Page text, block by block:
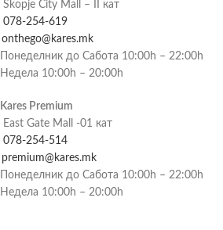
Skopje City Mall – II кат
078-254-619
onthego@kares.mk
Понеделник до Сабота 10:00h – 22:00h
Недела 10:00h – 20:00h
Kares Premium
East Gate Mall -01 кат
078-254-514
premium@kares.mk
Понеделник до Сабота 10:00h – 22:00h
Недела 10:00h – 20:00h